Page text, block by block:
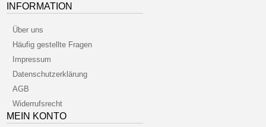
INFORMATION
Über uns
Häufig gestellte Fragen
Impressum
Datenschutzerklärung
AGB
Widerrufsrecht
MEIN KONTO